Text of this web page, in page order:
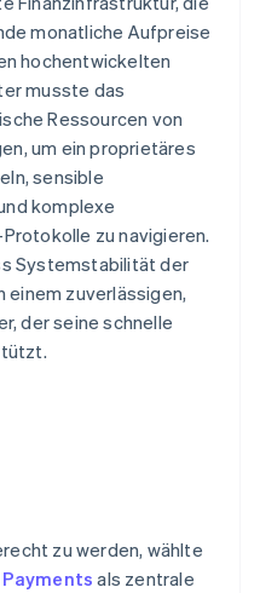
monatliche Aufpreise
hochentwickelten
musste das
Ressourcen von
um ein proprietäres
sensible
komplexe
zu navigieren.
Systemstabilität der
einem zuverlässigen,
der seine schnelle
zu werden, wählte
als zentrale